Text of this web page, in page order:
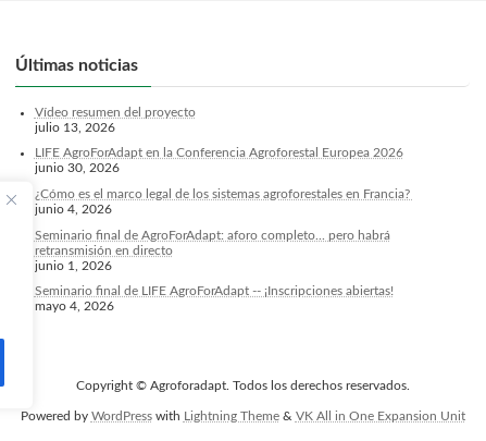
Últimas noticias
Vídeo resumen del proyecto
julio 13, 2026
LIFE AgroForAdapt en la Conferencia Agroforestal Europea 2026
junio 30, 2026
¿Cómo es el marco legal de los sistemas agroforestales en Francia?
junio 4, 2026
Seminario final de AgroForAdapt: aforo completo... pero habrá
retransmisión en directo
junio 1, 2026
Seminario final de LIFE AgroForAdapt -- ¡Inscripciones abiertas!
mayo 4, 2026
Copyright © Agroforadapt. Todos los derechos reservados.
Powered by WordPresswith Lightning Theme& VK All in One Expansion Unit